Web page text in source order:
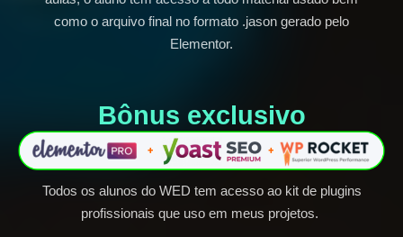
como o arquivo final no formato .jason gerado pelo
Elementor.
Bônus exclusivo​
Todos os alunos do WED tem acesso ao kit de plugins
profissionais que uso em meus projetos.